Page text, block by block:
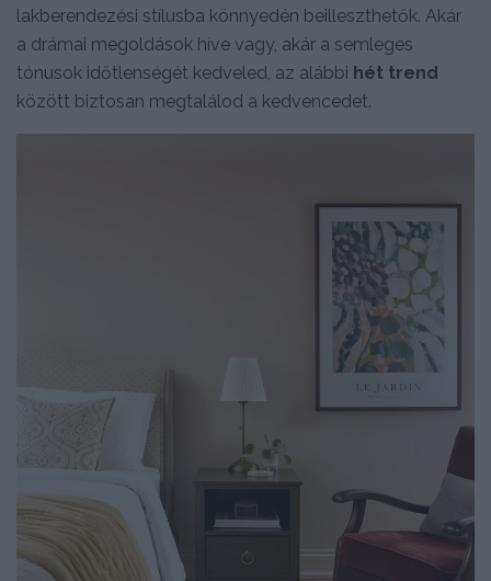
lakberendezési stílusba könnyedén beilleszthetők. Akár
a drámai megoldások híve vagy, akár a semleges
tónusok időtlenségét kedveled, az alábbi hét trend
között biztosan megtalálod a kedvencedet.